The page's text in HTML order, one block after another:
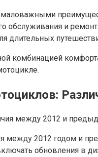
обслуживания и
длительных
комбинацией
между 2012 годом и
обновления в